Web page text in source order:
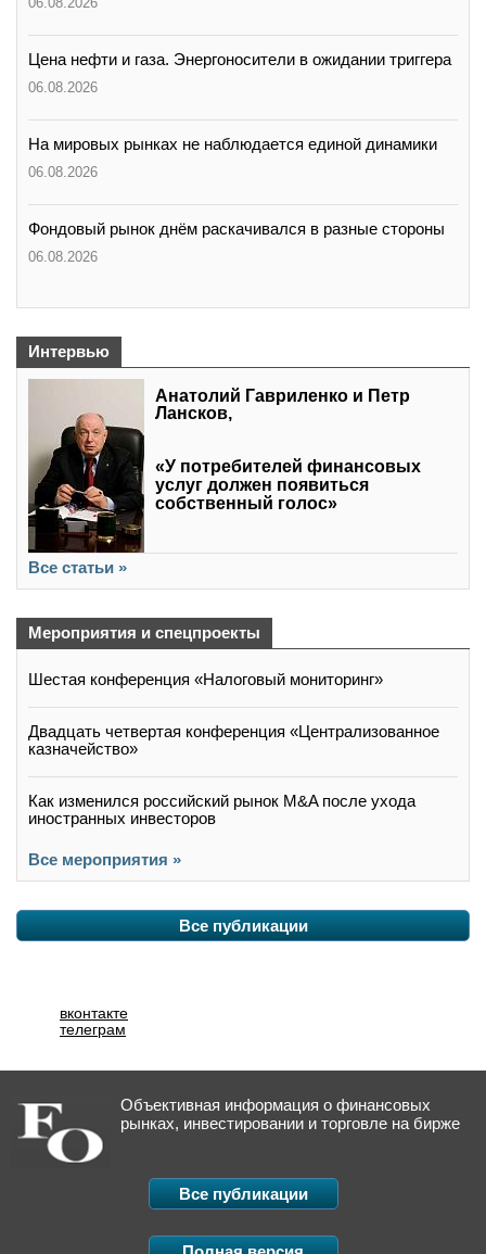
Цена нефти и газа. Энергоносители в ожидании триггера
06.08.2026
На мировых рынках не наблюдается единой динамики
06.08.2026
Фондовый рынок днём раскачивался в разные стороны
06.08.2026
Интервью
Анатолий Гавриленко и Петр
Лансков,
«У потребителей финансовых
услуг должен появиться
собственный голос»
Все статьи »
Мероприятия и спецпроекты
Шестая конференция «Налоговый мониторинг»
Двадцать четвертая конференция «Централизованное
казначейство»
Как изменился российский рынок M&A после ухода
иностранных инвесторов
Все мероприятия »
Все публикации
вконтакте
телеграм
Объективная информация о финансовых
рынках, инвестировании и торговле на бирже
Все публикации